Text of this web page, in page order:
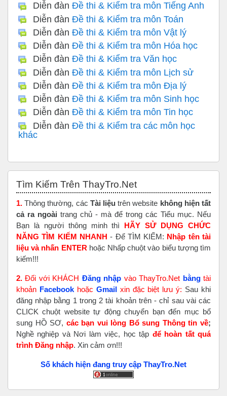
Diễn đàn Đề thi & Kiểm tra môn Tiếng Anh
Diễn đàn Đề thi & Kiểm tra môn Toán
Diễn đàn Đề thi & Kiểm tra môn Vật lý
Diễn đàn Đề thi & Kiểm tra môn Hóa học
Diễn đàn Đề thi & Kiểm tra Văn học
Diễn đàn Đề thi & Kiểm tra môn Lịch sử
Diễn đàn Đề thi & Kiểm tra môn Địa lý
Diễn đàn Đề thi & Kiểm tra môn Sinh học
Diễn đàn Đề thi & Kiểm tra môn Tin học
Diễn đàn Đề thi & Kiểm tra các môn học
khác
Tìm Kiếm Trên ThayTro.Net
1. Thông thường, các Tài liệu trên website không hiện tất
cả ra ngoài trang chủ - mà để trong các Tiểu mục. Nếu
Bạn là người thông minh thì HÃY SỬ DỤNG CHỨC
NĂNG TÌM KIẾM NHANH - Để TÌM KIẾM: Nhập tên tài
liệu và nhấn ENTERhoặc Nhấp chuột vào biểu tượng tìm
kiếm!!!
2. Đối với KHÁCH Đăng nhập vào ThayTro.Net bằngtài
khoản Facebook hoặc Gmailxin đặc biệt lưu ý: Sau khi
đăng nhập bằng 1 trong 2 tài khoản trên - chỉ sau vài các
CLICK chuột website tự động chuyển bạn đến mục bổ
sung HỒ SƠ, các bạn vui lòng Bổ sung Thông tin về;
Nghề nghiệp và Nơi làm việc, học tập để hoàn tấtquá
trình Đăng nhập. Xin cảm ơn!!!
Số khách hiện đang truy cập ThayTro.Net